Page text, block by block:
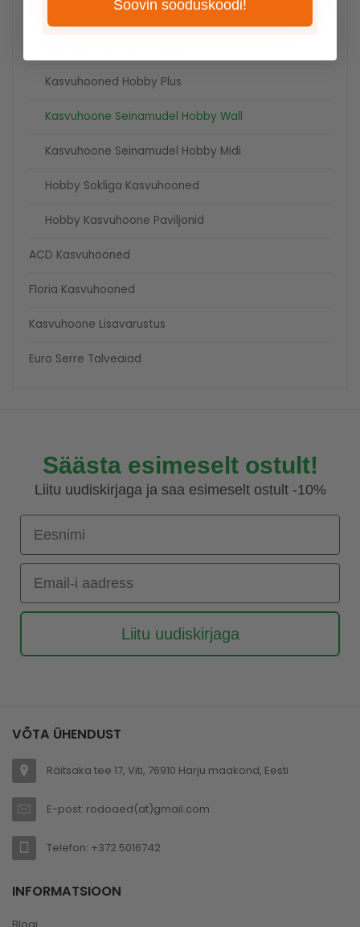
Hobby Kasvuhooned
Kasvuhooned Hobby Plus
Kasvuhoone Seinamudel Hobby Wall
Kasvuhoone Seinamudel Hobby Midi
Hobby Sokliga Kasvuhooned
Hobby Kasvuhoone Paviljonid
ACD Kasvuhooned
Floria Kasvuhooned
Kasvuhoone Lisavarustus
Euro Serre Talveaiad
Säästa esimeselt ostult!
Liitu uudiskirjaga ja saa esimeselt ostult -10%
Eesnimi
Email-i aadress
Liitu uudiskirjaga
VÕTA ÜHENDUST
Räitsaka tee 17, Viti, 76910 Harju maakond, Eesti
E-post: rodoaed(at)gmail.com
Telefon: +372 5016742
INFORMATSIOON
Soovin sooduskoodi!